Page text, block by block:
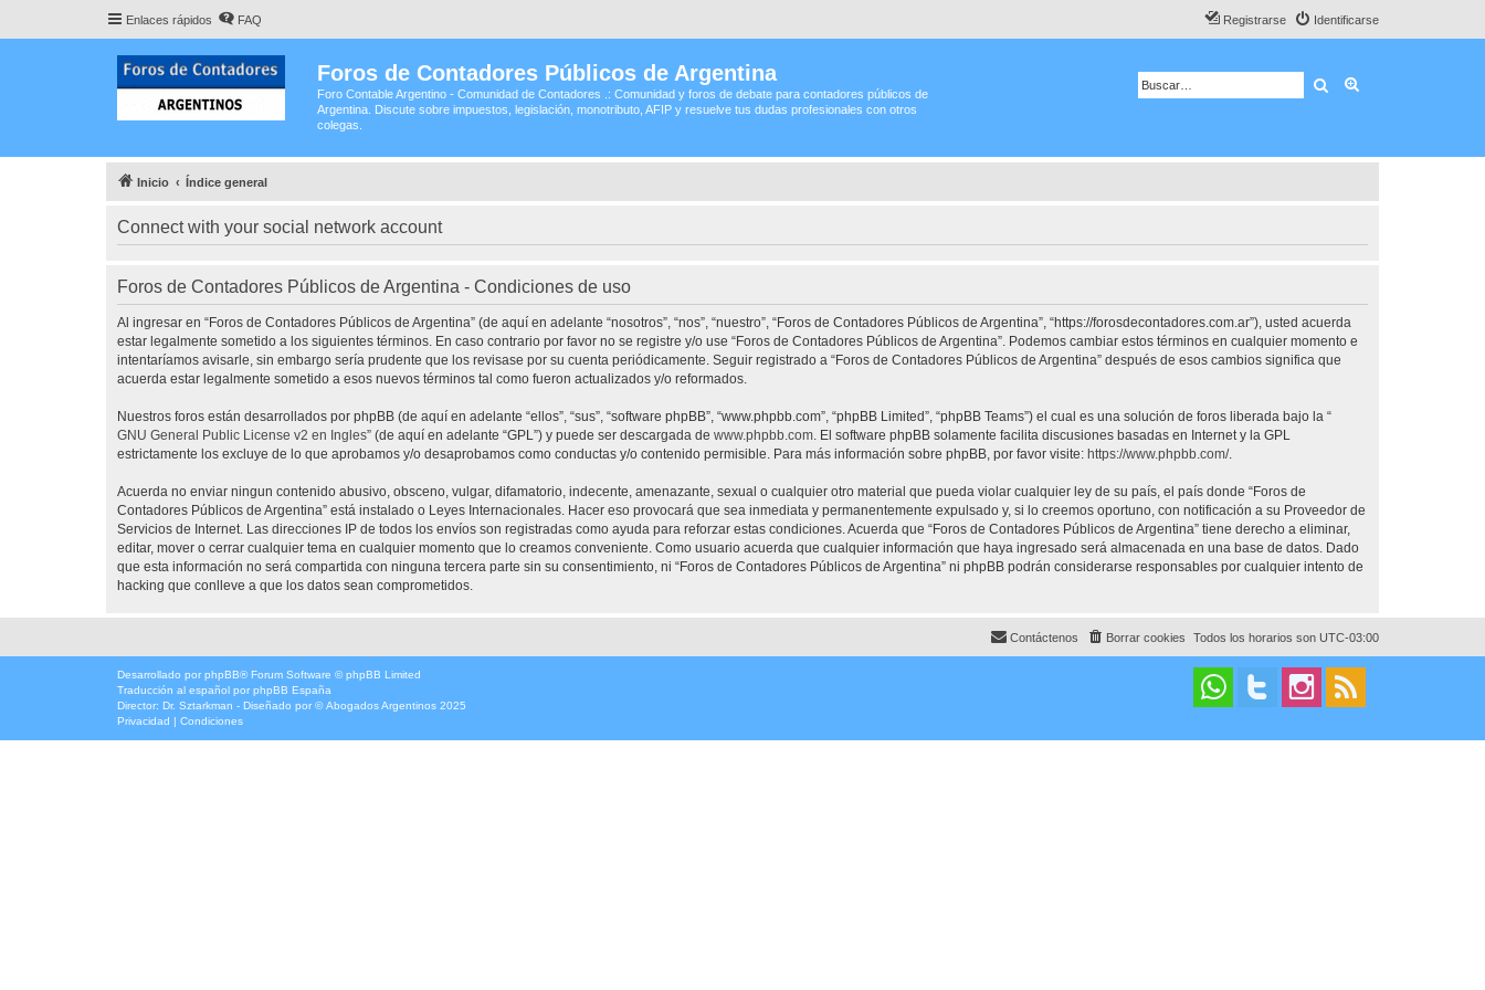
Enlaces rápidos FAQ Identificarse
Registrarse
Foros de Contadores Públicos de Argentina
Foro Contable Argentino - Comunidad de Contadores .: Comunidad y foros de debate para contadores públicos de
Argentina. Discute sobre impuestos, legislación, monotributo, AFIP y resuelve tus dudas profesionales con otros
colegas.
Buscar
Inicio Índice general
Connect with your social network account
Foros de Contadores Públicos de Argentina - Condiciones de uso
Al ingresar en “Foros de Contadores Públicos de Argentina” (de aquí en adelante “nosotros”, “nos”, “nuestro”, “Foros de Contadores Públicos de Argentina”, “https://forosdecontadores.com.ar”), usted acuerda
estar legalmente sometido a los siguientes términos. En caso contrario por favor no se registre y/o use “Foros de Contadores Públicos de Argentina”. Podemos cambiar estos términos en cualquier momento e
intentaríamos avisarle, sin embargo sería prudente que los revisase por su cuenta periódicamente. Seguir registrado a “Foros de Contadores Públicos de Argentina” después de esos cambios significa que
acuerda estar legalmente sometido a esos nuevos términos tal como fueron actualizados y/o reformados.
Nuestros foros están desarrollados por phpBB (de aquí en adelante “ellos”, “sus”, “software phpBB”, “www.phpbb.com”, “phpBB Limited”, “phpBB Teams”) el cual es una solución de foros liberada bajo la “
GNU General Public License v2 en Ingles” (de aquí en adelante “GPL”) y puede ser descargada de www.phpbb.com . El software phpBB solamente facilita discusiones basadas en Internet y la GPL
estrictamente los excluye de lo que aprobamos y/o desaprobamos como conductas y/o contenido permisible. Para más información sobre phpBB, por favor visite: https://www.phpbb.com/.
Acuerda no enviar ningun contenido abusivo, obsceno, vulgar, difamatorio, indecente, amenazante, sexual o cualquier otro material que pueda violar cualquier ley de su país, el país donde “Foros de
Contadores Públicos de Argentina” está instalado o Leyes Internacionales. Hacer eso provocará que sea inmediata y permanentemente expulsado y, si lo creemos oportuno, con notificación a su Proveedor de
Servicios de Internet. Las direcciones IP de todos los envíos son registradas como ayuda para reforzar estas condiciones. Acuerda que “Foros de Contadores Públicos de Argentina” tiene derecho a eliminar,
editar, mover o cerrar cualquier tema en cualquier momento que lo creamos conveniente. Como usuario acuerda que cualquier información que haya ingresado será almacenada en una base de datos. Dado
que esta información no será compartida con ninguna tercera parte sin su consentimiento, ni “Foros de Contadores Públicos de Argentina” ni phpBB podrán considerarse responsables por cualquier intento de
hacking que conlleve a que los datos sean comprometidos.
Todos los horarios son UTC-03:00
Borrar cookies
Contáctenos
Desarrollado por phpBB® Forum Software © phpBB Limited
Traducción al español por phpBB España
Director: Dr. Sztarkman - Diseñado por ©Abogados Argentinos 2025
Privacidad | Condiciones